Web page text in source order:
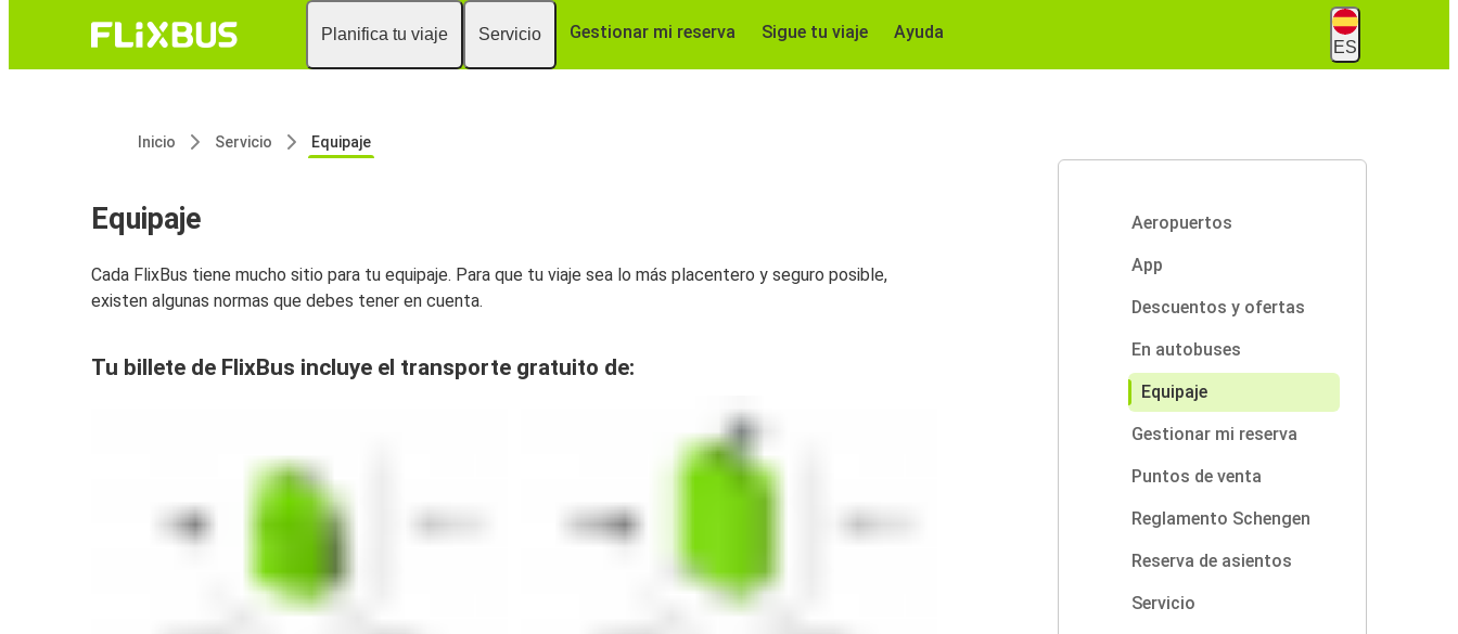
Planifica tu viaje Servicio Gestionar mi reserva Sigue tu viaje Ayuda
ES
Inicio Servicio Equipaje
Equipaje
Cada FlixBus tiene mucho sitio para tu equipaje. Para que tu viaje sea lo más placentero y seguro posible,
existen algunas normas que debes tener en cuenta.
Tu billete de FlixBus incluye el transporte gratuito de:
Aeropuertos
App
Descuentos y ofertas
En autobuses
Equipaje
Gestionar mi reserva
Puntos de venta
Reglamento Schengen
Reserva de asientos
Servicio